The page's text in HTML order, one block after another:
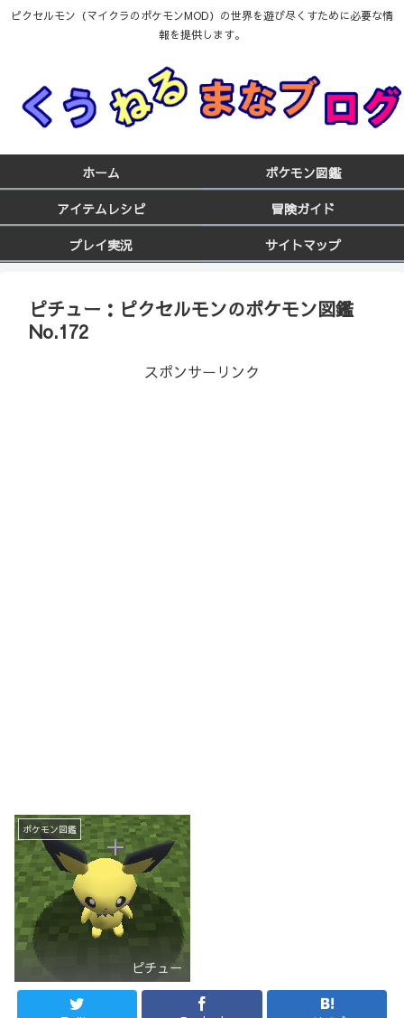
ピクセルモン（マイクラのポケモンMOD）の世界を遊び尽くすために必要な情
報を提供します。
ホーム
ポケモン図鑑
アイテムレシピ
冒険ガイド
プレイ実況
サイトマップ
ピチュー：ピクセルモンのポケモン図鑑
No.172
スポンサーリンク
ポケモン図鑑
ピチュー